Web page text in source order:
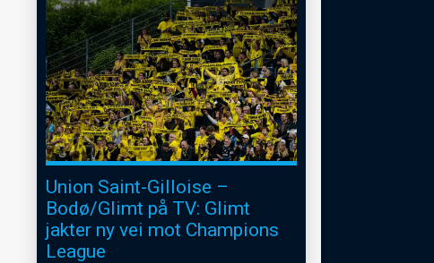
Union Saint-Gilloise –
Bodø/Glimt på TV: Glimt
jakter ny vei mot Champions
League